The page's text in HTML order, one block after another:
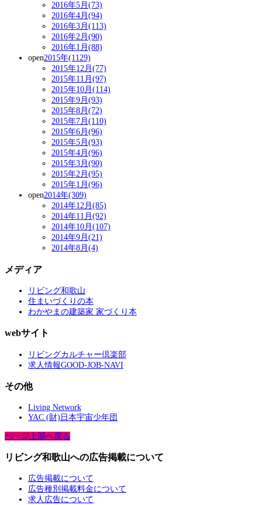
2016年5月(73)
2016年4月(94)
2016年3月(113)
2016年2月(90)
2016年1月(88)
open2015年(1129)
2015年12月(77)
2015年11月(97)
2015年10月(114)
2015年9月(93)
2015年8月(72)
2015年7月(110)
2015年6月(96)
2015年5月(93)
2015年4月(96)
2015年3月(90)
2015年2月(95)
2015年1月(96)
open2014年(309)
2014年12月(85)
2014年11月(92)
2014年10月(107)
2014年9月(21)
2014年8月(4)
メディア
リビング和歌山
住まいづくりの本
わかやまの建築家 家づくり本
webサイト
リビングカルチャー倶楽部
求人情報GOOD-JOB-NAVI
その他
Living Network
YAC (財)日本宇宙少年団
ページ上部へ戻る
リビング和歌山への広告掲載について
広告掲載について
広告種別掲載料金について
求人広告について